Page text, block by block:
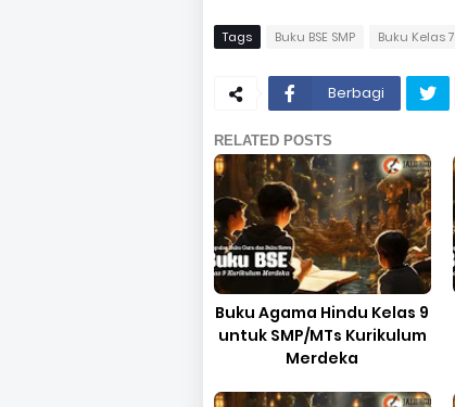
Tags Buku BSE SMP Buku Kelas 7
Berbagi
RELATED POSTS
Buku Agama Hindu Kelas 9
untuk SMP/MTs Kurikulum
Merdeka